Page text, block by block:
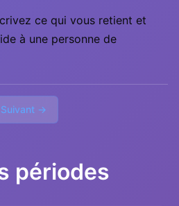
ce qui vous retient et
à une personne de
Suivant →
périodes